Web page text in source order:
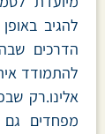
להגיב
הדרכים
להתמודד
אלינו.רק
מפחדים גם